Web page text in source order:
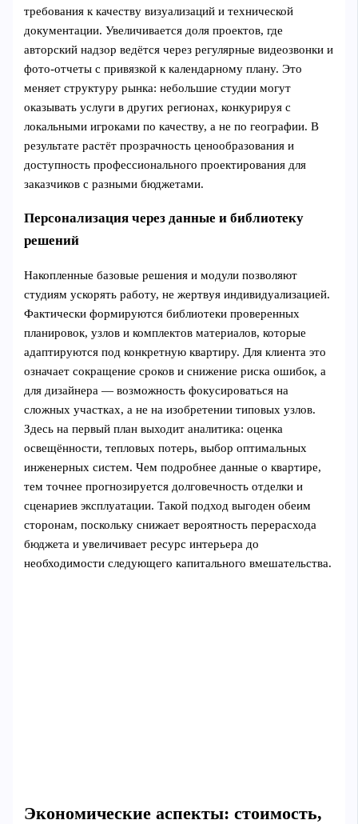
требования к качеству визуализаций и технической
документации. Увеличивается доля проектов, где
авторский надзор ведётся через регулярные видеозвонки и
фото‑отчеты с привязкой к календарному плану. Это
меняет структуру рынка: небольшие студии могут
оказывать услуги в других регионах, конкурируя с
локальными игроками по качеству, а не по географии. В
результате растёт прозрачность ценообразования и
доступность профессионального проектирования для
заказчиков с разными бюджетами.
Персонализация через данные и библиотеку
решений
Накопленные базовые решения и модули позволяют
студиям ускорять работу, не жертвуя индивидуализацией.
Фактически формируются библиотеки проверенных
планировок, узлов и комплектов материалов, которые
адаптируются под конкретную квартиру. Для клиента это
означает сокращение сроков и снижение риска ошибок, а
для дизайнера — возможность фокусироваться на
сложных участках, а не на изобретении типовых узлов.
Здесь на первый план выходит аналитика: оценка
освещённости, тепловых потерь, выбор оптимальных
инженерных систем. Чем подробнее данные о квартире,
тем точнее прогнозируется долговечность отделки и
сценариев эксплуатации. Такой подход выгоден обеим
сторонам, поскольку снижает вероятность перерасхода
бюджета и увеличивает ресурс интерьера до
необходимости следующего капитального вмешательства.
Экономические аспекты: стоимость,